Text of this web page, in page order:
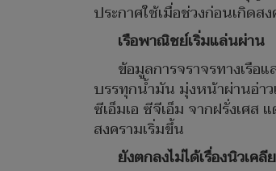
ประกาศใช้เมื่อช่วงก่อนเกิดส
เรือพาณิชย์เริ่มแล่นผ่าน
ข้อมูลการจราจรทางเรือ
บรรทุกน้ำมัน มุ่งหน้าผ่านอ่าว
ซีเอ็มเอ ซีจีเอ็ม จากฝรั่งเ
สงครามเริ่มขึ้น
ยังตกลงไม่ได้เรื่องนิวเคลี